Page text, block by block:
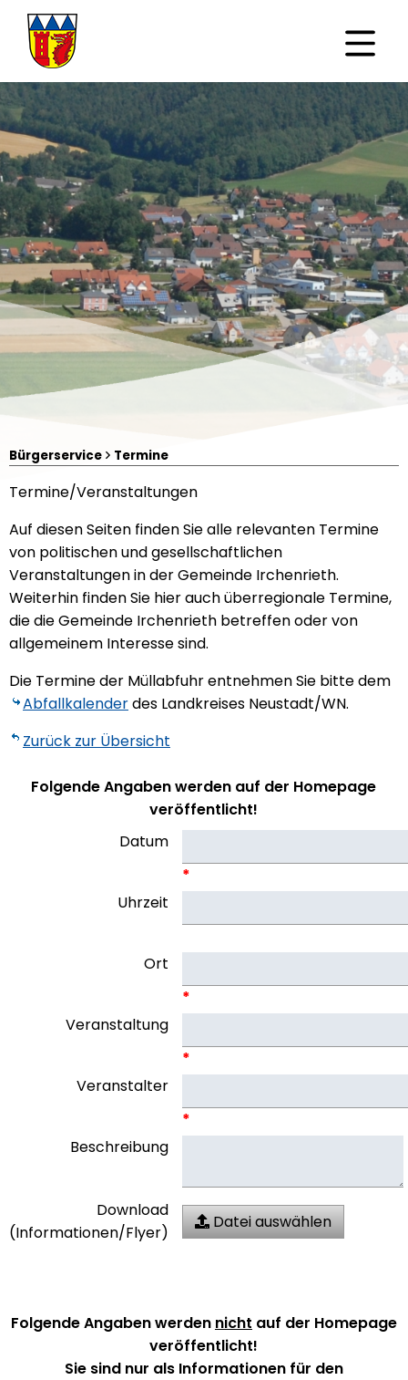
Luftbild von Irchenrieth
Bürgerservice Termine
Termine/Veranstaltungen
Auf diesen Seiten finden Sie alle relevanten Termine
von politischen und gesellschaftlichen
Veranstaltungen in der Gemeinde Irchenrieth.
Weiterhin finden Sie hier auch überregionale Termine,
die die Gemeinde Irchenrieth betreffen oder von
allgemeinem Interesse sind.
Die Termine der Müllabfuhr entnehmen Sie bitte dem
Abfallkalenderdes Landkreises Neustadt/WN.
Zurück zur Übersicht
Folgende Angaben werden auf der Homepage
veröffentlicht!
Datum
*
Uhrzeit
Ort
*
Veranstaltung
*
Veranstalter
*
Beschreibung
Download
(Informationen/Flyer)
Datei auswählen
Folgende Angaben werden nicht auf der Homepage
veröffentlicht!
Sie sind nur als Informationen für den